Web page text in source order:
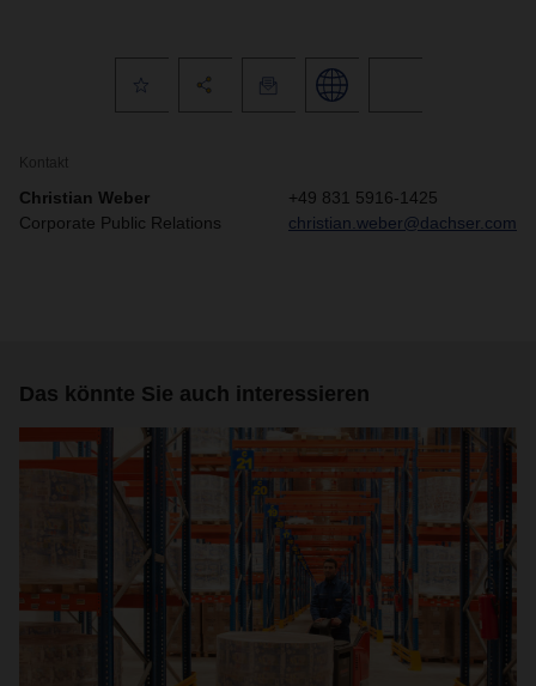
Kontakt
Christian Weber
Corporate Public Relations
+49 831 5916-1425
christian.weber@dachser.com
Das könnte Sie auch interessieren